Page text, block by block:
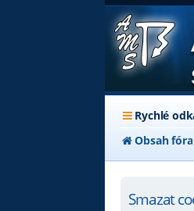
Rychlé
Obsah fóra
Smazat